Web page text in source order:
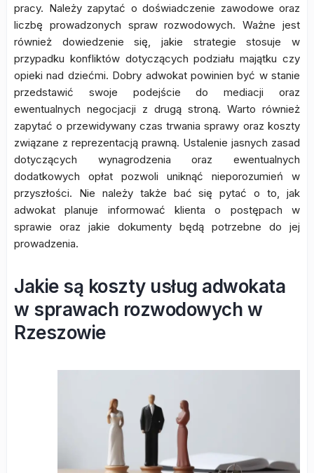
pracy. Należy zapytać o doświadczenie zawodowe oraz
liczbę prowadzonych spraw rozwodowych. Ważne jest
również dowiedzenie się, jakie strategie stosuje w
przypadku konfliktów dotyczących podziału majątku czy
opieki nad dziećmi. Dobry adwokat powinien być w stanie
przedstawić swoje podejście do mediacji oraz
ewentualnych negocjacji z drugą stroną. Warto również
zapytać o przewidywany czas trwania sprawy oraz koszty
związane z reprezentacją prawną. Ustalenie jasnych zasad
dotyczących wynagrodzenia oraz ewentualnych
dodatkowych opłat pozwoli uniknąć nieporozumień w
przyszłości. Nie należy także bać się pytać o to, jak
adwokat planuje informować klienta o postępach w
sprawie oraz jakie dokumenty będą potrzebne do jej
prowadzenia.
Jakie są koszty usług adwokata
w sprawach rozwodowych w
Rzeszowie